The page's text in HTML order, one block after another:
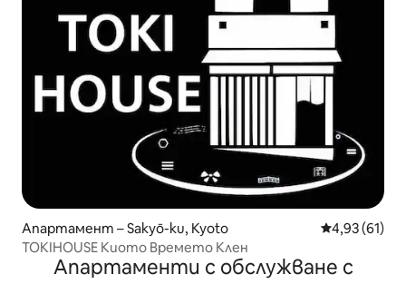
Апартамент – Sakyō-ku, Kyoto Средна
4,93 (61)
TOKIHOUSE Киото Времето Клен
Апартаменти с обслужване с